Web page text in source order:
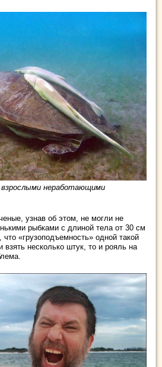
неработающими
узнав об этом, не могли не
рыбками с длиной тела от 30 см
«грузоподъемность» одной такой
взять несколько штук, то и рояль на